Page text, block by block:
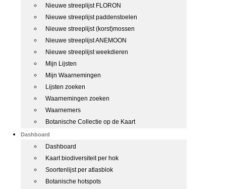
Nieuwe streeplijst FLORON
Nieuwe streeplijst paddenstoelen
Nieuwe streeplijst (korst)mossen
Nieuwe streeplijst ANEMOON
Nieuwe streeplijst weekdieren
Mijn Lijsten
Mijn Waarnemingen
Lijsten zoeken
Waarnemingen zoeken
Waarnemers
Botanische Collectie op de Kaart
Dashboard
Dashboard
Kaart biodiversiteit per hok
Soortenlijst per atlasblok
Botanische hotspots